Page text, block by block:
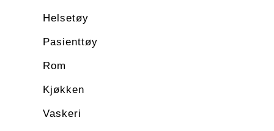
Helsetøy
Pasienttøy
Rom
Kjøkken
Vaskeri